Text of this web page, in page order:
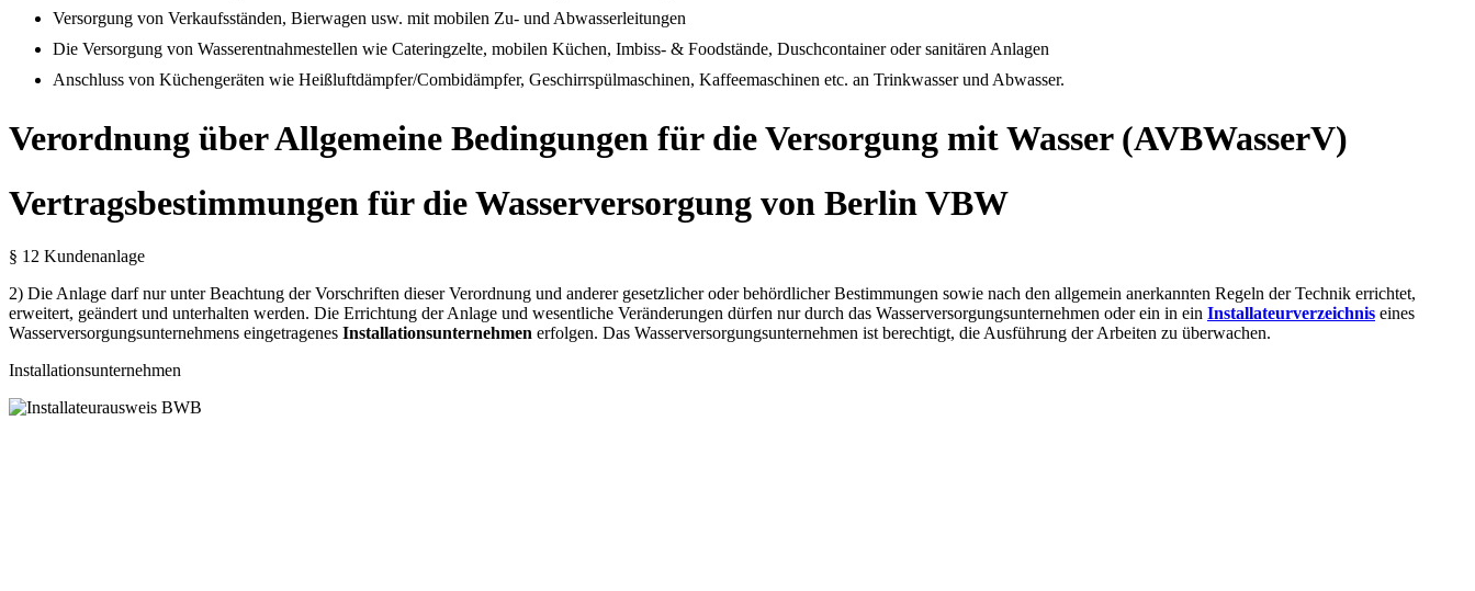
Versorgung von Verkaufsständen, Bierwagen usw. mit mobilen Zu- und Abwasserleitungen
Die Versorgung von Wasserentnahmestellen wie Cateringzelte, mobilen Küchen, Imbiss- & Foodstände, Duschcontainer oder sanitären Anlagen
Anschluss von Küchengeräten wie Heißluftdämpfer/Combidämpfer, Geschirrspülmaschinen, Kaffeemaschinen etc. an Trinkwasser und Abwasser.
Verordnung über Allgemeine Bedingungen für die Versorgung mit Wasser (AVBWasserV)
Vertragsbestimmungen für die Wasserversorgung von Berlin VBW
§ 12 Kundenanlage
2) Die Anlage darf nur unter Beachtung der Vorschriften dieser Verordnung und anderer gesetzlicher oder behördlicher Bestimmungen sowie nach den allgemein anerkannten Regeln der Technik errichtet,
erweitert, geändert und unterhalten werden. Die Errichtung der Anlage und wesentliche Veränderungen dürfen nur durch das Wasserversorgungsunternehmen oder ein in ein Installateurverzeichnis eines
Wasserversorgungsunternehmens eingetragenes Installationsunternehmen erfolgen. Das Wasserversorgungsunternehmen ist berechtigt, die Ausführung der Arbeiten zu überwachen.
Installationsunternehmen